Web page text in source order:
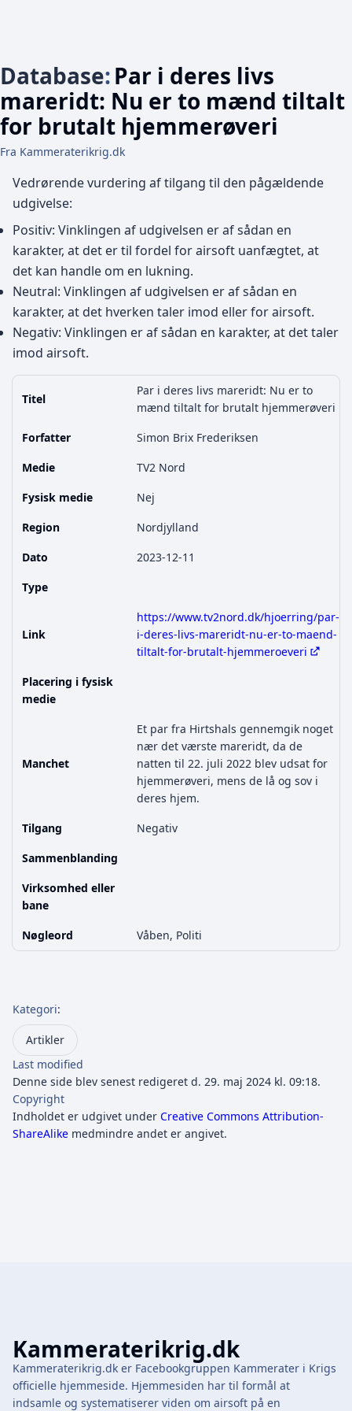
Database:Par i deres livs
mareridt: Nu er to mænd tiltalt
for brutalt hjemmerøveri
Fra Kammeraterikrig.dk
Vedrørende vurdering af tilgang til den pågældende
udgivelse:
Positiv: Vinklingen af udgivelsen er af sådan en
karakter, at det er til fordel for airsoft uanfægtet, at
det kan handle om en lukning.
Neutral: Vinklingen af udgivelsen er af sådan en
karakter, at det hverken taler imod eller for airsoft.
Negativ: Vinklingen er af sådan en karakter, at det taler
imod airsoft.
Titel
Par i deres livs mareridt: Nu er to
mænd tiltalt for brutalt hjemmerøveri
Forfatter
Simon Brix Frederiksen
Medie
TV2 Nord
Fysisk medie
Nej
Region
Nordjylland
Dato
2023-12-11
Type
Link
https://www.tv2nord.dk/hjoerring/par-
i-deres-livs-mareridt-nu-er-to-maend-
tiltalt-for-brutalt-hjemmeroeveri
Placering i fysisk
medie
Manchet
Et par fra Hirtshals gennemgik noget
nær det værste mareridt, da de
natten til 22. juli 2022 blev udsat for
hjemmerøveri, mens de lå og sov i
deres hjem.
Tilgang
Negativ
Sammenblanding
Virksomhed eller
bane
Nøgleord
Våben, Politi
Kategori:
Artikler
Last modified
Denne side blev senest redigeret d. 29. maj 2024 kl. 09:18.
Copyright
Indholdet er udgivet under Creative Commons Attribution-
ShareAlike medmindre andet er angivet.
Kammeraterikrig.dk
Kammeraterikrig.dk er Facebookgruppen Kammerater i Krigs
officielle hjemmeside. Hjemmesiden har til formål at
indsamle og systematiserer viden om airsoft på en